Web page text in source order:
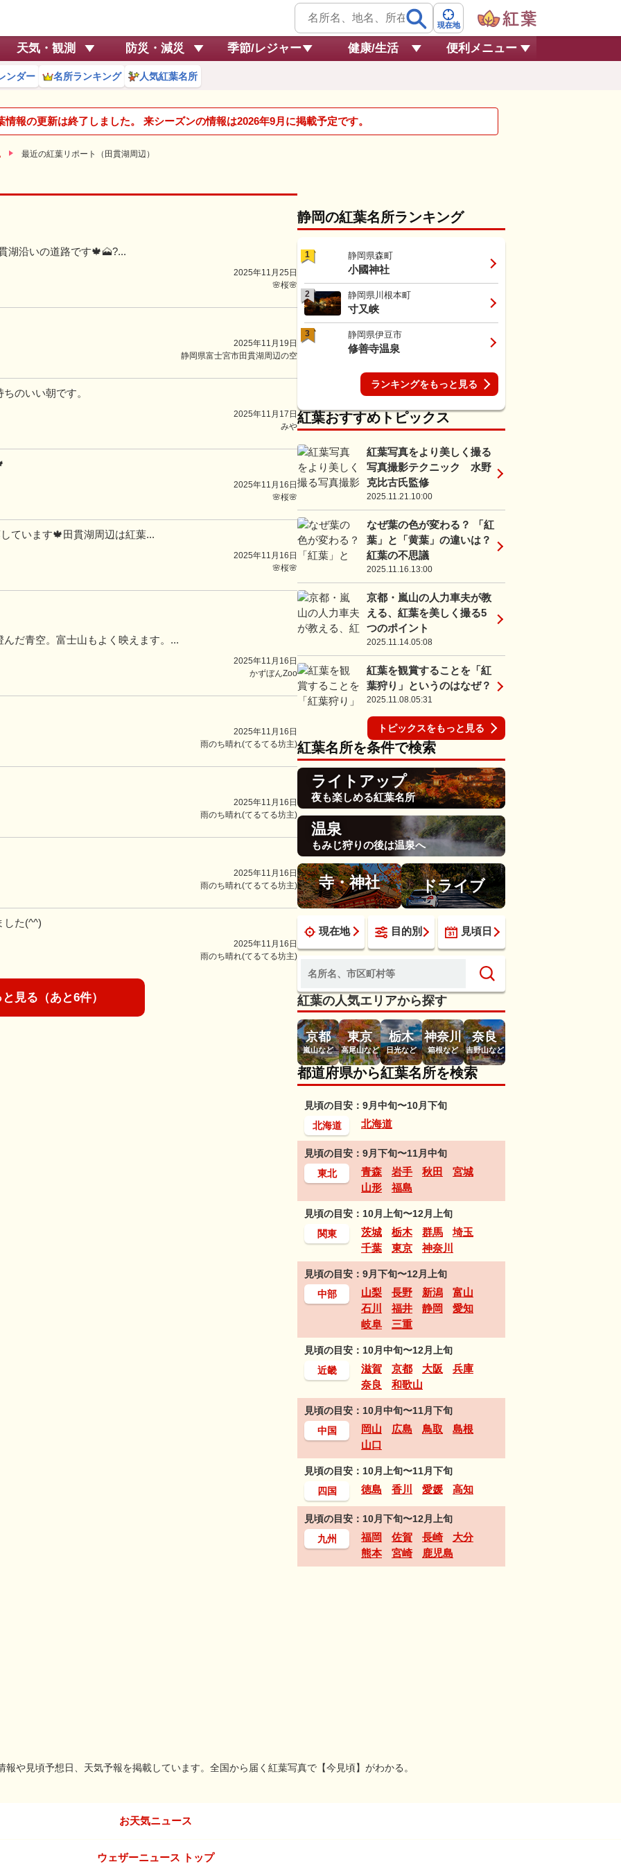
現在地
天気・観測 防災・減災 季節/レジャー 健康/生活 便利メニュー
ンダー 名所ランキング 人気紅葉名所
情報の更新は終了しました。 来シーズンの情報は2026年9月に掲載予定です。
最近の紅葉リポート（田貫湖周辺）
湖沿いの道路です🍁🗻?...
2025年11月25日
🌸桜🌸
2025年11月19日
静岡県富士宮市田貫湖周辺の空
のいい朝です。
2025年11月17日
みや
2025年11月16日
🌸桜🌸
ています🍁田貫湖周辺は紅葉...
2025年11月16日
🌸桜🌸
だ青空。富士山もよく映えます。...
2025年11月16日
かずぼんZoo
2025年11月16日
雨のち晴れ(てるてる坊主)
2025年11月16日
雨のち晴れ(てるてる坊主)
2025年11月16日
雨のち晴れ(てるてる坊主)
した(^^)
2025年11月16日
雨のち晴れ(てるてる坊主)
見る（あと6件）
静岡の紅葉名所ランキング
1 静岡県森町
小國神社
2 静岡県川根本町
寸又峡
3 静岡県伊豆市
修善寺温泉
ランキングをもっと見る
紅葉おすすめトピックス
紅葉写真をより美しく撮る
写真撮影テクニック 水野
克比古氏監修
2025.11.21.10:00
なぜ葉の色が変わる？ 「紅
葉」と「黄葉」の違いは？
紅葉の不思議
2025.11.16.13:00
京都・嵐山の人力車夫が教
える、紅葉を美しく撮る5
つのポイント
2025.11.14.05:08
紅葉を観賞することを「紅
葉狩り」というのはなぜ？
2025.11.08.05:31
トピックスをもっと見る
紅葉名所を条件で検索
ライトアップ
夜も楽しめる紅葉名所
温泉
もみじ狩りの後は温泉へ
寺・神社 ドライブ
現在地 目的別 見頃日
紅葉の人気エリアから探す
京都
嵐山など
東京
高尾山など
栃木
日光など
神奈川
箱根など
奈良
吉野山など
都道府県から紅葉名所を検索
見頃の目安：9月中旬〜10月下旬
北海道
北海道
見頃の目安：9月下旬〜11月中旬
東北
青森 岩手 秋田
宮城
山形
福島
見頃の目安：10月上旬〜12月上旬
関東
茨城 栃木 群馬
埼玉
千葉
東京 神奈川
見頃の目安：9月下旬〜12月上旬
中部
山梨 長野 新潟
富山
石川
福井 静岡
愛知
岐阜
三重
見頃の目安：10月中旬〜12月上旬
近畿
滋賀 京都 大阪
兵庫
奈良
和歌山
見頃の目安：10月中旬〜11月下旬
中国
岡山 広島 鳥取
島根
山口
見頃の目安：10月上旬〜11月下旬
四国
徳島 香川 愛媛 高知
見頃の目安：10月下旬〜12月上旬
九州
福岡 佐賀 長崎
大分
熊本
宮崎 鹿児島
報や見頃予想日、天気予報を掲載しています。全国から届く紅葉写真で【今見頃】がわかる。
お天気ニュース
ウェザーニュース トップ